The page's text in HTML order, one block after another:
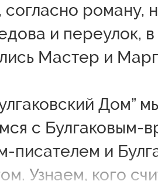
согласно роману,
и переулок,
Мастер и
Дом”
с Булгаковым-
писателем и
Узнаем, кого